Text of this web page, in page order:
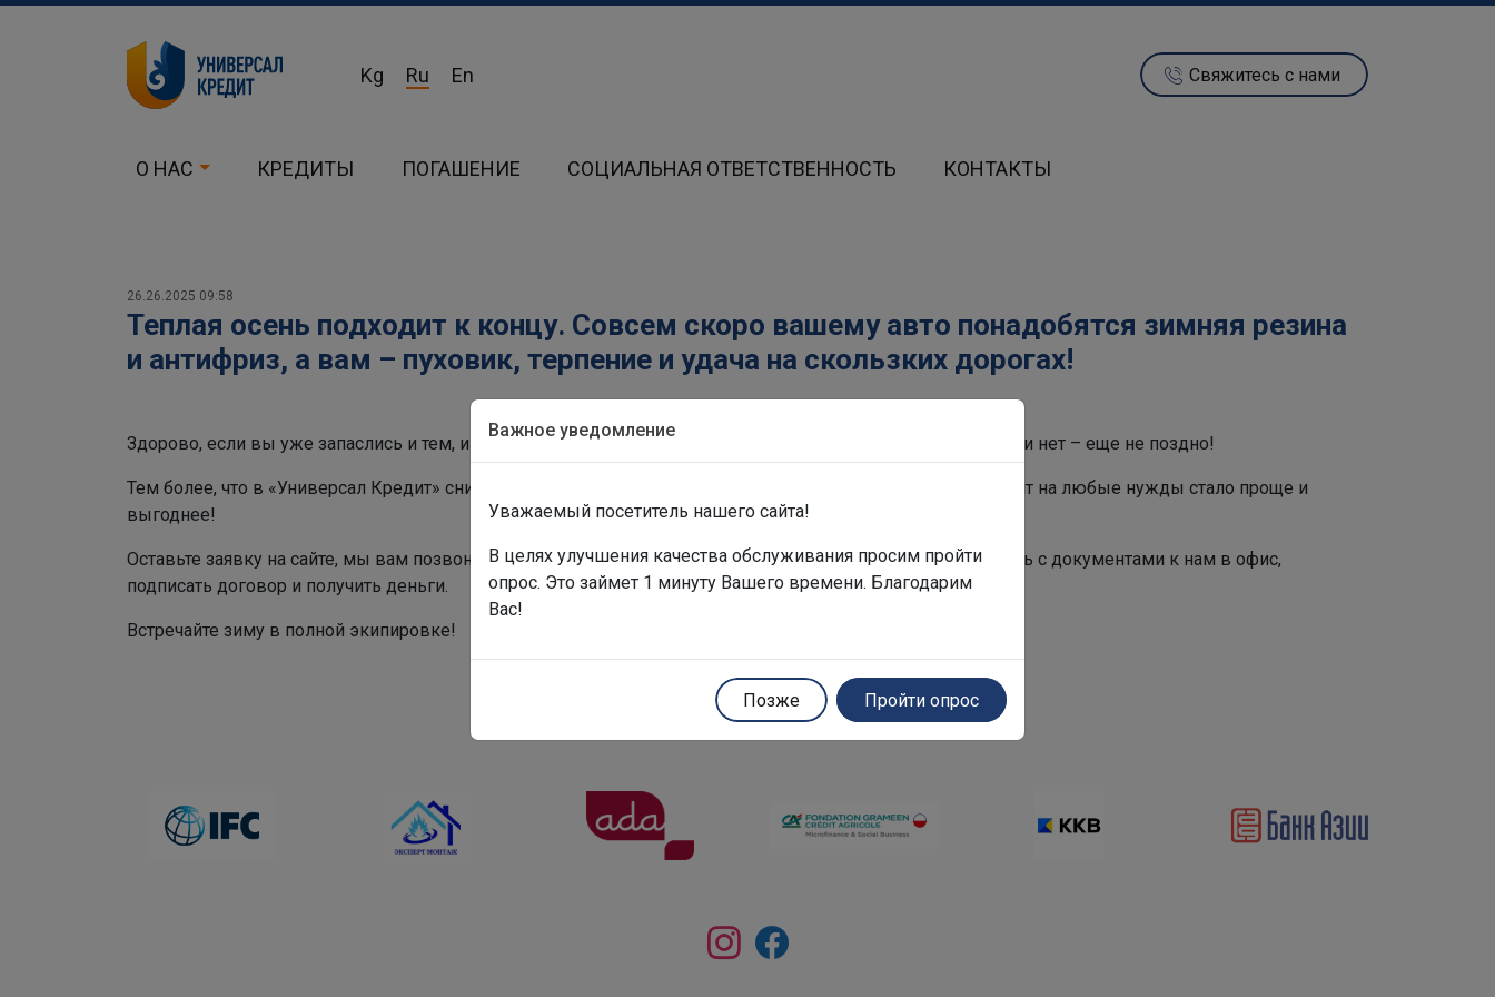
Kg Ru En Свяжитесь с нами
О НАС КРЕДИТЫ ПОГАШЕНИЕ СОЦИАЛЬНАЯ ОТВЕТСТВЕННОСТЬ КОНТАКТЫ
26.26.2025 09:58
Теплая осень подходит к концу. Совсем скоро вашему авто понадобятся зимняя резина
и антифриз, а вам – пуховик, терпение и удача на скользких дорогах!
Здорово, если вы уже запаслись и тем, и другим, а новенькие покрышки ждут своего часа в гараже. А если нет – еще не поздно!
Тем более, что в «Универсал Кредит» снижены процентные ставки, и теперь взять потребительский кредит на любые нужды стало проще и
выгоднее!
Оставьте заявку на сайте, мы вам позвоним и подробно вас проконсультируем. Останется только подъехать с документами к нам в офис,
подписать договор и получить деньги.
Встречайте зиму в полной экипировке!
Важное уведомление
Уважаемый посетитель нашего сайта!
В целях улучшения качества обслуживания просим пройти
опрос. Это займет 1 минуту Вашего времени. Благодарим
Вас!
Позже Пройти опрос